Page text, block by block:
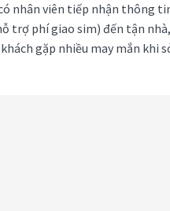
nhân viên tiếp nhận thông
trợ phí giao sim) đến tận
gặp nhiều may mắn khi